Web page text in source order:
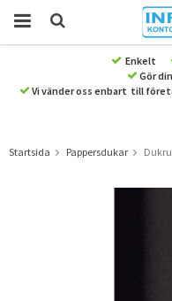
Produkten
Enkelt
Gör din
Vi vänder oss enbart till
Startsida Pappersdukar